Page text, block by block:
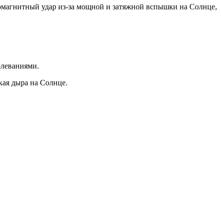
удар из-за мощной и затяжной вспышки на Солнце,
дыра на Солнце.